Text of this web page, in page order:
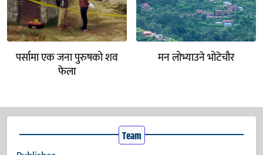
पर्सामा एक जना पुरुषको शव
फेला
मन लोभ्याउने भोटेचौर
Team